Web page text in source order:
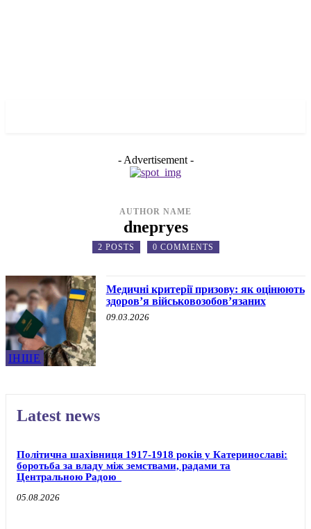
- Advertisement -
AUTHOR NAME
dnepryes
2 POSTS 0 COMMENTS
ІНШЕ
Медичні критерії призову: як оцінюють
здоров’я військовозобов’язаних
09.03.2026
Latest news
Політична шахівниця 1917-1918 років у Катеринославі:
боротьба за владу між земствами, радами та
Центральною Радою
05.08.2026